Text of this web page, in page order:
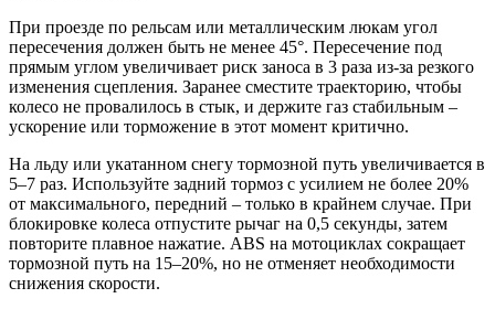
При проезде по рельсам или металлическим люкам угол
пересечения должен быть не менее 45°. Пересечение под
прямым углом увеличивает риск заноса в 3 раза из-за резкого
изменения сцепления. Заранее сместите траекторию, чтобы
колесо не провалилось в стык, и держите газ стабильным –
ускорение или торможение в этот момент критично.
На льду или укатанном снегу тормозной путь увеличивается в
5–7 раз. Используйте задний тормоз с усилием не более 20%
от максимального, передний – только в крайнем случае. При
блокировке колеса отпустите рычаг на 0,5 секунды, затем
повторите плавное нажатие. ABS на мотоциклах сокращает
тормозной путь на 15–20%, но не отменяет необходимости
снижения скорости.